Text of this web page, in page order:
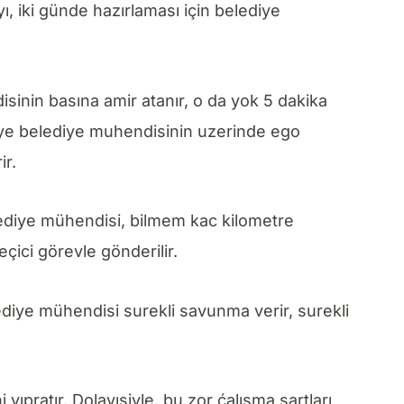
iki günde hazırlaması için belediye
basına amir atanır, o da yok 5 dakika
belediye muhendisinin uzerinde ego
mühendisi, bilmem kac kilometre
görevle gönderilir.
mühendisi surekli savunma verir, surekli
Dolayısiyle, bu zor ćalışma şartları